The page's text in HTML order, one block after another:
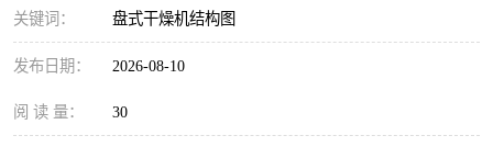
关键词： 盘式干燥机结构图
发布日期： 2026-08-10
阅 读 量： 30